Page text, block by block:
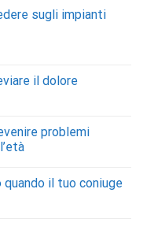
sugli impianti
il dolore
problemi
il tuo coniuge